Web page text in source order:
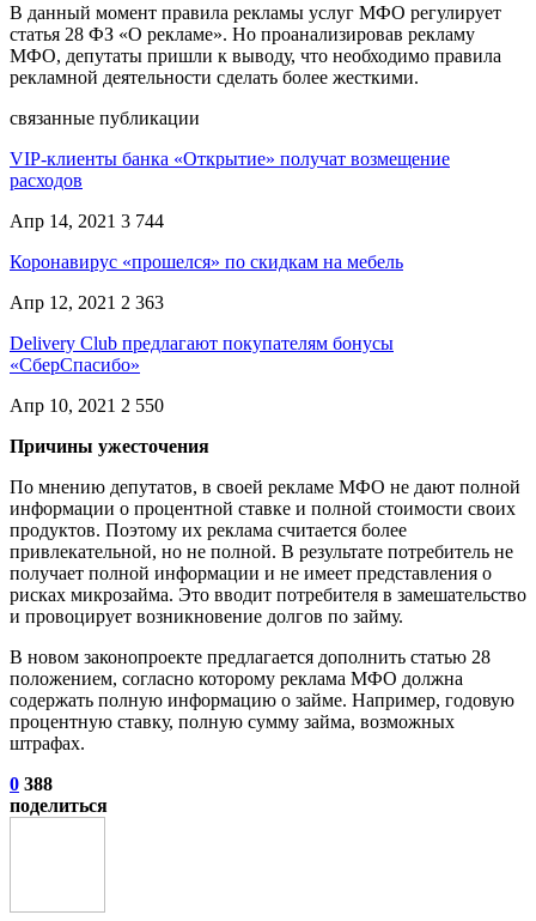
В данный момент правила рекламы услуг МФО регулирует
статья 28 ФЗ «О рекламе». Но проанализировав рекламу
МФО, депутаты пришли к выводу, что необходимо правила
рекламной деятельности сделать более жесткими.
связанные публикации
VIP-клиенты банка «Открытие» получат возмещение
расходов
Апр 14, 2021 3 744
Коронавирус «прошелся» по скидкам на мебель
Апр 12, 2021 2 363
Delivery Club предлагают покупателям бонусы
«СберСпасибо»
Апр 10, 2021 2 550
Причины ужесточения
По мнению депутатов, в своей рекламе МФО не дают полной
информации о процентной ставке и полной стоимости своих
продуктов. Поэтому их реклама считается более
привлекательной, но не полной. В результате потребитель не
получает полной информации и не имеет представления о
рисках микрозайма. Это вводит потребителя в замешательство
и провоцирует возникновение долгов по займу.
В новом законопроекте предлагается дополнить статью 28
положением, согласно которому реклама МФО должна
содержать полную информацию о займе. Например, годовую
процентную ставку, полную сумму займа, возможных
штрафах.
0 388
поделиться